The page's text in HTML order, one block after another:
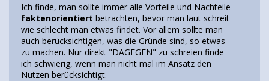
Ich finde, man sollte immer alle Vorteile und Nachteile
faktenorientiert betrachten, bevor man laut schreit
wie schlecht man etwas findet. Vor allem sollte man
auch berücksichtigen, was die Gründe sind, so etwas
zu machen. Nur direkt "DAGEGEN" zu schreien finde
ich schwierig, wenn man nicht mal im Ansatz den
Nutzen berücksichtigt.